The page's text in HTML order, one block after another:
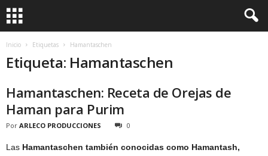
Inicio Etiquetas Hamantaschen
Etiqueta: Hamantaschen
Hamantaschen: Receta de Orejas de
Haman para Purim
Por ARLECO PRODUCCIONES 0
Las Hamantaschen también conocidas como Hamantash,